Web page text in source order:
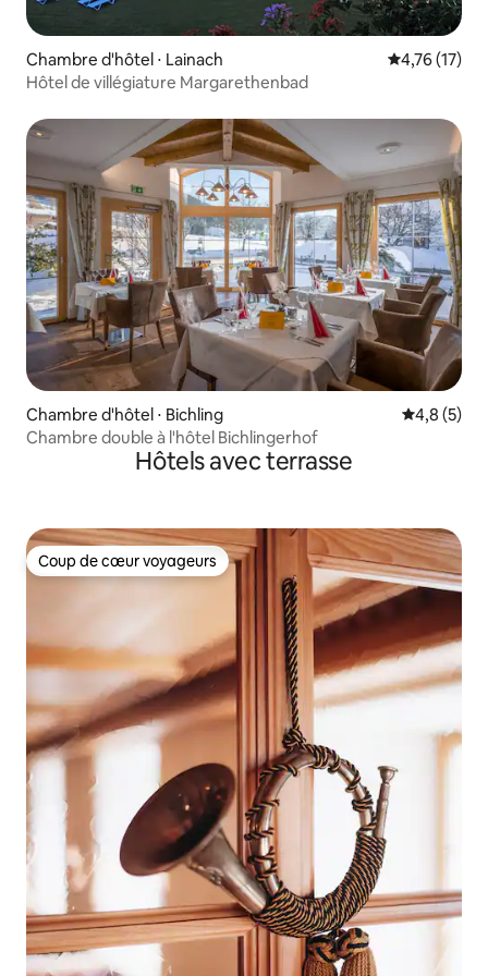
Chambre d'hôtel ⋅ Lainach Évaluation
4,76 (17)
Hôtel de villégiature Margarethenbad
Chambre d'hôtel ⋅ Bichling Évaluation
4,8 (5)
Chambre double à l'hôtel Bichlingerhof
Hôtels avec terrasse
Coup de cœur voyageurs
Coup de cœur voyageurs